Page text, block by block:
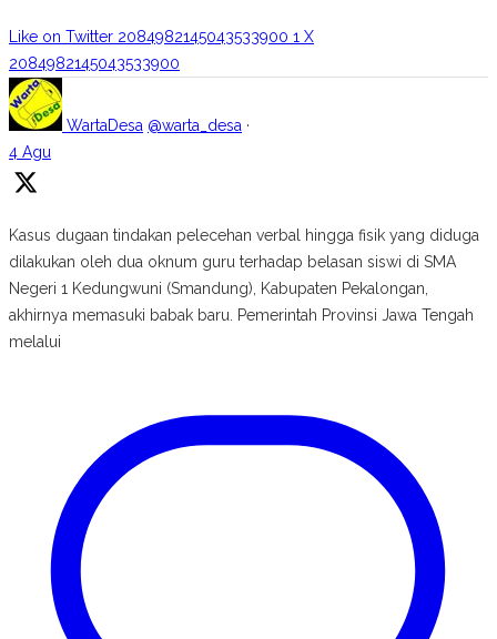
Like on Twitter 2084982145043533900 1 X
2084982145043533900
WartaDesa @warta_desa ·
4 Agu
Kasus dugaan tindakan pelecehan verbal hingga fisik yang diduga
dilakukan oleh dua oknum guru terhadap belasan siswi di SMA
Negeri 1 Kedungwuni (Smandung), Kabupaten Pekalongan,
akhirnya memasuki babak baru. Pemerintah Provinsi Jawa Tengah
melalui